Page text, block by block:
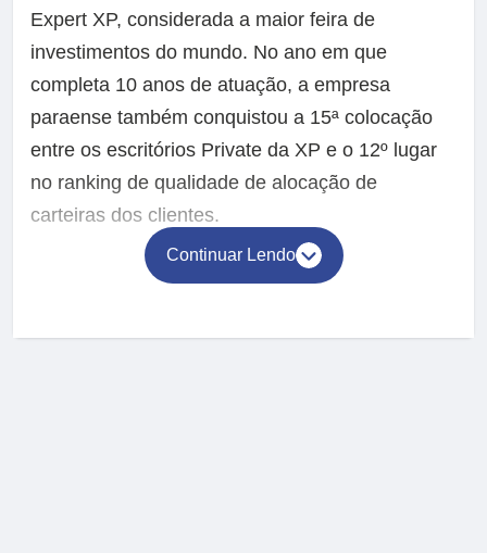
Expert XP, considerada a maior feira de
investimentos do mundo. No ano em que
completa 10 anos de atuação, a empresa
paraense também conquistou a 15ª colocação
entre os escritórios Private da XP e o 12º lugar
no ranking de qualidade de alocação de
carteiras dos clientes.
Continuar Lendo